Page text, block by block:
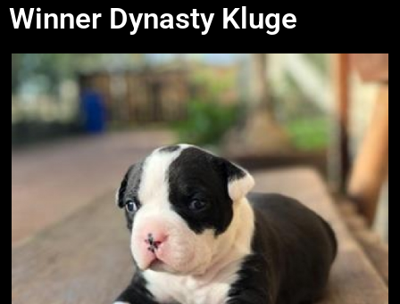
Winner Dynasty Kluge